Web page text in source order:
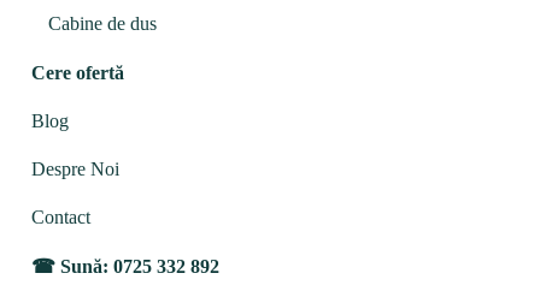
Cabine de dus
Cere ofertă
Blog
Despre Noi
Contact
Sună: 0725 332 892